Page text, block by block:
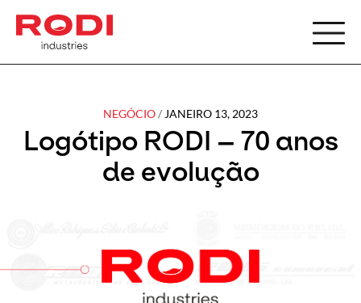
NEGÓCIO/ JANEIRO 13, 2023
Logótipo RODI – 70 anos
de evolução
Search